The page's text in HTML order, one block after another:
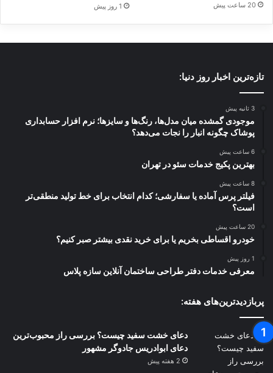
20 ساعت پیش 1 روز پیش
تازه‌ترین اخبار روز دنیا:
3 ثانیه پیش
موجودی گمشده میان مدل‌ها، رنگ‌ها و سایزها؛ نرم افزار حسابداری
پوشاک چگونه انبار را نجات می‌دهد؟
6 ساعت پیش
بهترین پکیج خدمات سئو در تهران
8 ساعت پیش
فیلتر پرس آماده یا سفارشی؛ کدام انتخاب برای خط تولید منطقی‌تر
است؟
20 ساعت پیش
خودرو اقساطی بخریم یا برای خرید نقدی بیشتر صبر کنیم؟
1 روز پیش
معرفی خدمات دفتر طراحی ساختمان آنلاین سازه پلاس
پربازدیدترین‌های هفته:
دعای خشت سفید چیست؟ بررسی راز محبوب‌ترین
دعای ابوادریس جادوگر مشهور
2 هفته پیش